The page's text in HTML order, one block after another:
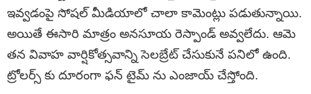
ఇవ్వడంపై సోషల్ మీడియాలో చాలా కామెంట్లు పడుతున్నాయి.
అయితే ఈసారి మాత్రం అనసూయ రెస్పాండ్ అవ్వలేదు. ఆమె
తన వివాహ వార్షికోత్సవాన్ని సెలబ్రేట్ చేసుకునే పనిలో ఉంది.
ట్రోలర్స్ కు దూరంగా ఫన్ టైమ్ ను ఎంజాయ్ చేస్తోంది.